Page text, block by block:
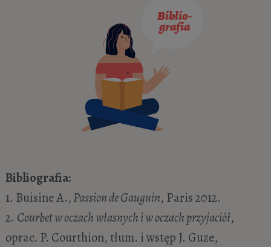
Bibliografia:
1. Buisine A.,Passion de Gauguin, Paris 2012.
2. Courbet w oczach własnych i w oczach przyjaciół,
oprac. P. Courthion, tłum. i wstęp J. Guze,